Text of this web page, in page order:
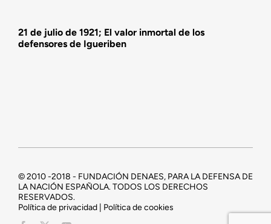
21 de julio de 1921; El valor inmortal de los
defensores de Igueriben
© 2010 -2018 - FUNDACIÓN DENAES, PARA LA DEFENSA DE
LA NACIÓN ESPAÑOLA. TODOS LOS DERECHOS
RESERVADOS.
Política de privacidad | Política de cookies